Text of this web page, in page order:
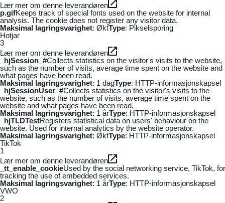
Lær mer om denne leverandøren
p.gifKeeps track of special fonts used on the website for internal
analysis. The cookie does not register any visitor data.
Maksimal lagringsvarighet: ØktType: Pikselsporing
Hotjar
3
Lær mer om denne leverandøren
_hjSession_#Collects statistics on the visitor's visits to the website,
such as the number of visits, average time spent on the website and
what pages have been read.
Maksimal lagringsvarighet: 1 dagType: HTTP-informasjonskapsel
_hjSessionUser_#Collects statistics on the visitor's visits to the
website, such as the number of visits, average time spent on the
website and what pages have been read.
Maksimal lagringsvarighet: 1 årType: HTTP-informasjonskapsel
_hjTLDTestRegisters statistical data on users' behaviour on the
website. Used for internal analytics by the website operator.
Maksimal lagringsvarighet: ØktType: HTTP-informasjonskapsel
TikTok
1
Lær mer om denne leverandøren
_tt_enable_cookieUsed by the social networking service, TikTok, for
tracking the use of embedded services.
Maksimal lagringsvarighet: 1 årType: HTTP-informasjonskapsel
VWO
2